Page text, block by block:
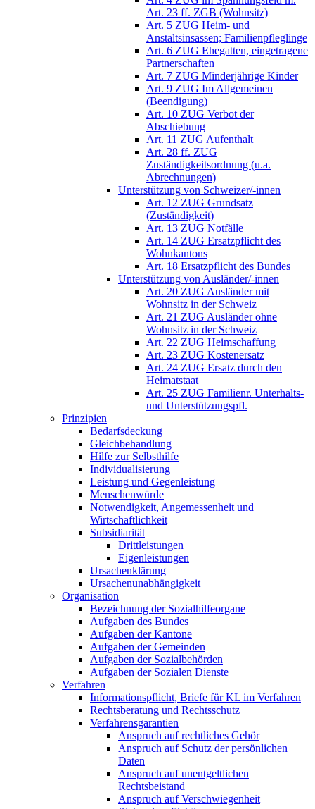
Art. 23 ff. ZGB (Wohnsitz)
Art. 5 ZUG Heim- und
Anstaltsinsassen; Familienpfleglinge
Art. 6 ZUG Ehegatten, eingetragene
Partnerschaften
Art. 7 ZUG Minderjährige Kinder
Art. 9 ZUG Im Allgemeinen
(Beendigung)
Art. 10 ZUG Verbot der
Abschiebung
Art. 11 ZUG Aufenthalt
Art. 28 ff. ZUG
Zuständigkeitsordnung (u.a.
Abrechnungen)
Unterstützung von Schweizer/-innen
Art. 12 ZUG Grundsatz
(Zuständigkeit)
Art. 13 ZUG Notfälle
Art. 14 ZUG Ersatzpflicht des
Wohnkantons
Art. 18 Ersatzpflicht des Bundes
Unterstützung von Ausländer/-innen
Art. 20 ZUG Ausländer mit
Wohnsitz in der Schweiz
Art. 21 ZUG Ausländer ohne
Wohnsitz in der Schweiz
Art. 22 ZUG Heimschaffung
Art. 23 ZUG Kostenersatz
Art. 24 ZUG Ersatz durch den
Heimatstaat
Art. 25 ZUG Familienr. Unterhalts-
und Unterstützungspfl.
Prinzipien
Bedarfsdeckung
Gleichbehandlung
Hilfe zur Selbsthilfe
Individualisierung
Leistung und Gegenleistung
Menschenwürde
Notwendigkeit, Angemessenheit und
Wirtschaftlichkeit
Subsidiarität
Drittleistungen
Eigenleistungen
Ursachenklärung
Ursachenunabhängigkeit
Organisation
Bezeichnung der Sozialhilfeorgane
Aufgaben des Bundes
Aufgaben der Kantone
Aufgaben der Gemeinden
Aufgaben der Sozialbehörden
Aufgaben der Sozialen Dienste
Verfahren
Informationspflicht, Briefe für KL im Verfahren
Rechtsberatung und Rechtsschutz
Verfahrensgarantien
Anspruch auf rechtliches Gehör
Anspruch auf Schutz der persönlichen
Daten
Anspruch auf unentgeltlichen
Rechtsbeistand
Anspruch auf Verschwiegenheit